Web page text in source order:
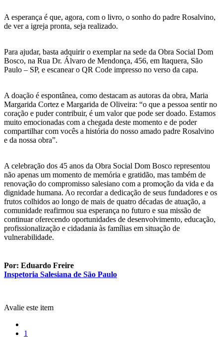
A esperança é que, agora, com o livro, o sonho do padre Rosalvino,
de ver a igreja pronta, seja realizado.
Para ajudar, basta adquirir o exemplar na sede da Obra Social Dom
Bosco, na Rua Dr. Álvaro de Mendonça, 456, em Itaquera, São
Paulo – SP, e escanear o QR Code impresso no verso da capa.
A doação é espontânea, como destacam as autoras da obra, Maria
Margarida Cortez e Margarida de Oliveira: “o que a pessoa sentir no
coração e puder contribuir, é um valor que pode ser doado. Estamos
muito emocionadas com a chegada deste momento e de poder
compartilhar com vocês a história do nosso amado padre Rosalvino
e da nossa obra”.
A celebração dos 45 anos da Obra Social Dom Bosco representou
não apenas um momento de memória e gratidão, mas também de
renovação do compromisso salesiano com a promoção da vida e da
dignidade humana. Ao recordar a dedicação de seus fundadores e os
frutos colhidos ao longo de mais de quatro décadas de atuação, a
comunidade reafirmou sua esperança no futuro e sua missão de
continuar oferecendo oportunidades de desenvolvimento, educação,
profissionalização e cidadania às famílias em situação de
vulnerabilidade.
Por: Eduardo Freire
Inspetoria Salesiana de São Paulo
Avalie este item
1